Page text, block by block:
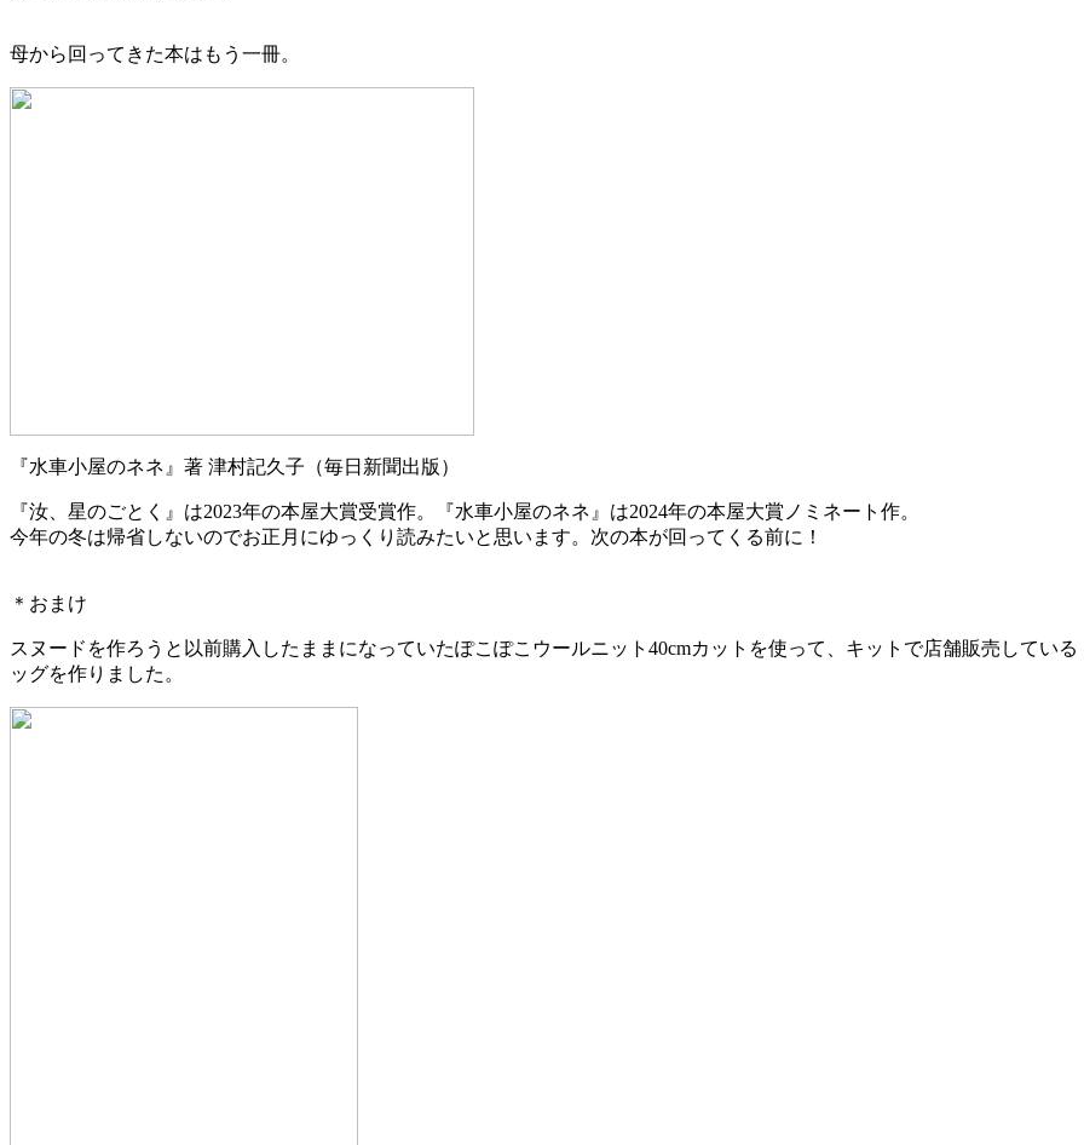
母から回ってきた本はもう一冊。
『水車小屋のネネ』著 津村記久子（毎日新聞出版）
『汝、星のごとく』は2023年の本屋大賞受賞作。『水車小屋のネネ』は2024年の本屋大賞ノミネート作。
今年の冬は帰省しないのでお正月にゆっくり読みたいと思います。次の本が回ってくる前に！
＊おまけ
スヌードを作ろうと以前購入したままになっていたぽこぽこウールニット40cmカットを使って、キットで店舗販売してい
ッグを作りました。